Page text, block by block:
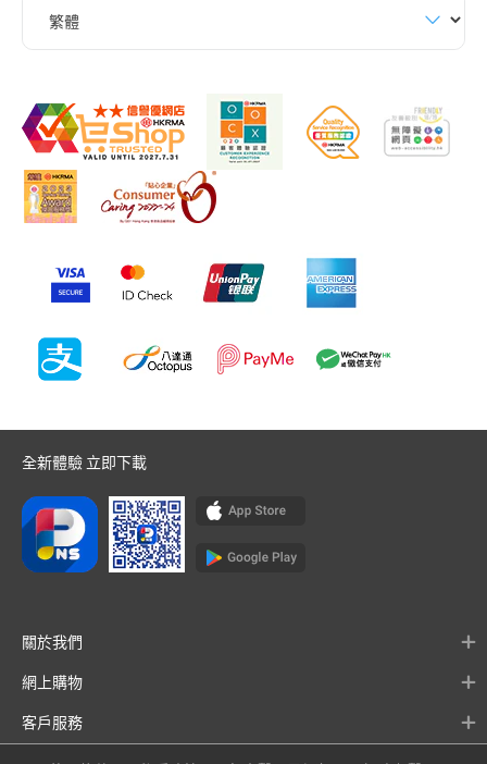
全新體驗 立即下載
關於我們
網上購物
客戶服務